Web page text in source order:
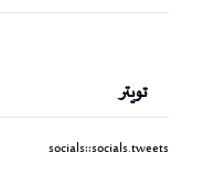
تويتر
socials::socials.tweets